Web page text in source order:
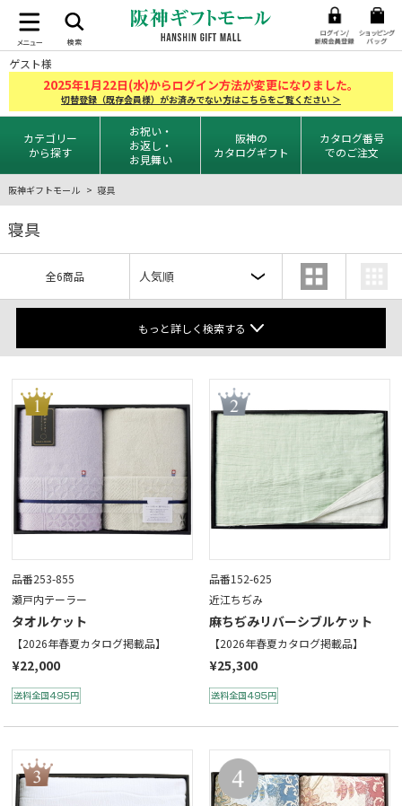
ゲスト様
2025年1月22日(水)からログイン方法が変更になりました。
切替登録（既存会員様）がお済みでない方はこちらをご覧ください ＞
カテゴリー
から探す
お祝い・
お返し・
お見舞い
阪神の
カタログギフト
カタログ番号
でのご注文
阪神ギフトモール 寝具
寝具
全6商品
もっと詳しく検索する
品番253-855
瀬戸内テーラー
タオルケット
【2026年春夏カタログ掲載品】
¥22,000
品番152-625
近江ちぢみ
麻ちぢみリバーシブルケット
【2026年春夏カタログ掲載品】
¥25,300